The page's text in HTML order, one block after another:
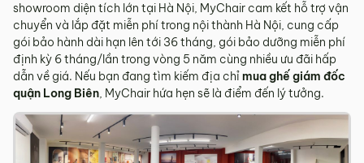
showroom diện tích lớn tại Hà Nội, MyChair cam kết hỗ trợ vận
chuyển và lắp đặt miễn phí trong nội thành Hà Nội, cung cấp
gói bảo hành dài hạn lên tới 36 tháng, gói bảo dưỡng miễn phí
định kỳ 6 tháng/lần trong vòng 5 năm cùng nhiều ưu đãi hấp
dẫn về giá. Nếu bạn đang tìm kiếm địa chỉmua ghế giám đốc
quận Long Biên, MyChair hứa hẹn sẽ là điểm đến lý tưởng.